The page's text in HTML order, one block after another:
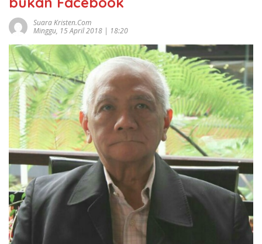
Suara Kristen.com
Minggu, 15 April 2018 | 18:20